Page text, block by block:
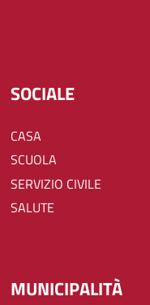
SOCIALE
CASA
SCUOLA
SERVIZIO CIVILE
SALUTE
MUNICIPALITÀ